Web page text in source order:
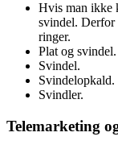
Hvis man ikke
svindel. Derfor
ringer.
Plat og svindel.
Svindel.
Svindelopkald.
Svindler.
Telemarketing